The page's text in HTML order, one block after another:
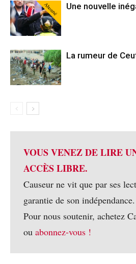
Abonné Une nouvelle
La rumeur de
VOUS VENEZ DE LIRE
ACCÈS LIBRE.
Causeur ne vit que par ses
garantie de son indépendance.
Pour nous soutenir, achetez
ou abonnez-vous !